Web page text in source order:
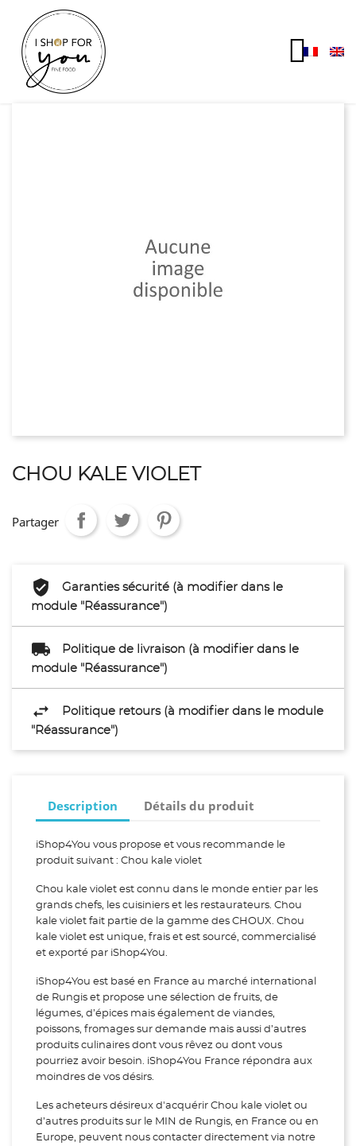
CHOU KALE VIOLET
Partager
Garanties sécurité (à modifier dans le
module "Réassurance")
Politique de livraison (à modifier dans le
module "Réassurance")
Politique retours (à modifier dans le module
"Réassurance")
Description Détails du produit
iShop4You vous propose et vous recommande le
produit suivant : Chou kale violet
Chou kale violet est connu dans le monde entier par les
grands chefs, les cuisiniers et les restaurateurs. Chou
kale violet fait partie de la gamme des CHOUX. Chou
kale violet est unique, frais et est sourcé, commercialisé
et exporté par iShop4You.
iShop4You est basé en France au marché international
de Rungis et propose une sélection de fruits, de
légumes, d’épices mais également de viandes,
poissons, fromages sur demande mais aussi d’autres
produits culinaires dont vous rêvez ou dont vous
pourriez avoir besoin. iShop4You France répondra aux
moindres de vos désirs.
Les acheteurs désireux d'acquérir Chou kale violet ou
d’autres produits sur le MIN de Rungis, en France ou en
Europe, peuvent nous contacter directement via notre